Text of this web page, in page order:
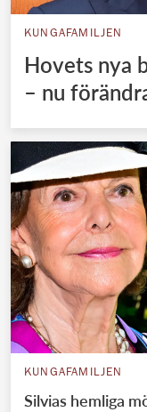
KUNGAFAMILJEN
Hovets nya
– nu
KUNGAFAMILJEN
Silvias hemliga